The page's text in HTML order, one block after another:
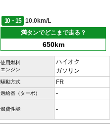
10・15
10.0km/L
満タンでどこまで走る？
650km
使用燃料
エンジン
ハイオク
ガソリン
駆動方式 FR
過給器（ターボ） -
燃費性能 -